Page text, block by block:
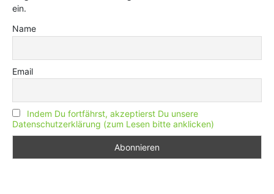
ein.
Name
Email
Indem Du fortfährst, akzeptierst Du unsere
Datenschutzerklärung (zum Lesen bitte anklicken)